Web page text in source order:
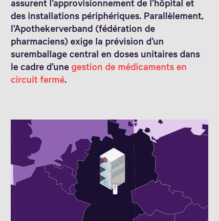
assurent l’approvisionnement de l’hôpital et
des installations périphériques. Parallèlement,
l’Apothekerverband (fédération de
pharmaciens) exige la prévision d’un
suremballage central en doses unitaires dans
le cadre d’unegestion de médicaments en
circuit fermé.